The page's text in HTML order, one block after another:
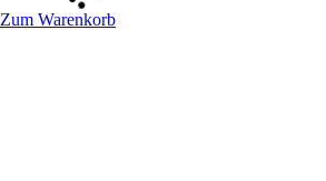
Zum Warenkorb